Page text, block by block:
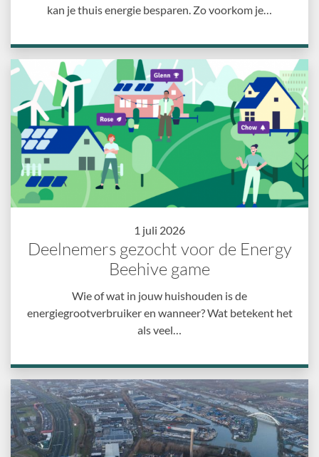
kan je thuis energie besparen. Zo voorkom je…
1 juli 2026
Deelnemers gezocht voor de Energy
Beehive game
Wie of wat in jouw huishouden is de
energiegrootverbruiker en wanneer? Wat betekent het
als veel…